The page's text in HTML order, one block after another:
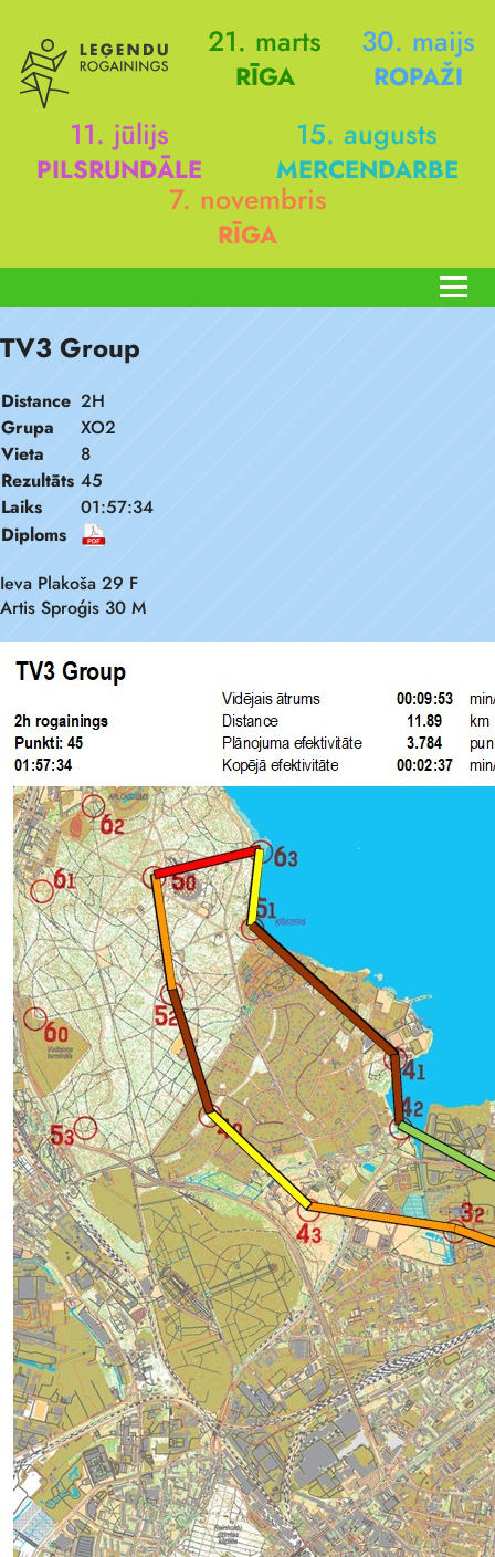
21. marts
RĪGA
30. maijs
ROPAŽI
11. jūlijs
PILSRUNDĀLE
15. augusts
MERCENDARBE
7. novembris
RĪGA
TV3 Group
Distance 2H
Grupa
XO2
Vieta
8
Rezultāts 45
Laiks
01:57:34
Diploms
Ieva Plakoša 29 F
Artis Sproģis 30 M